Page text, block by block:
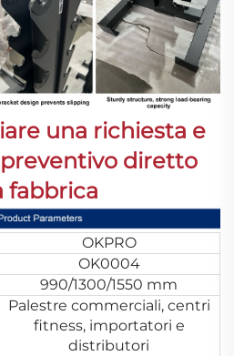
una richiesta e
diretto
fabbrica
OKPRO
OK0004
990/1300/1550 mm
Palestre commerciali, centri
fitness, importatori e
distributori